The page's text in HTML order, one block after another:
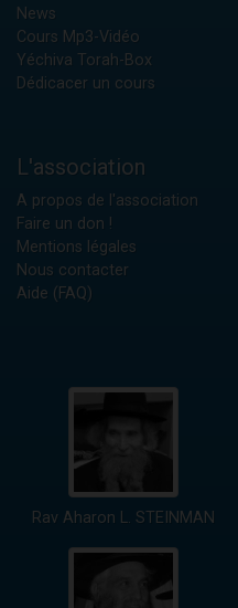
News
Cours Mp3-Vidéo
Yéchiva Torah-Box
Dédicacer un cours
L'association
A propos de l'association
Faire un don !
Mentions légales
Nous contacter
Aide (FAQ)
Rav Aharon L. STEINMAN